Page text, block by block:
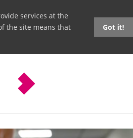
services at the
the site means that
Got it!